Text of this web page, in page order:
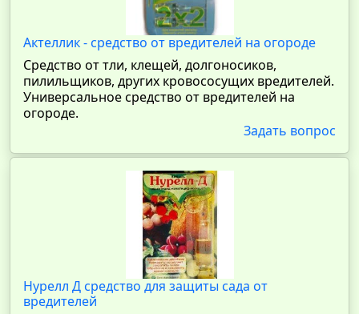
Актеллик - средство от вредителей на огороде
Средство от тли, клещей, долгоносиков,
пилильщиков, других кровососущих вредителей.
Универсальное средство от вредителей на
огороде.
Задать вопрос
Нурелл Д средство для защиты сада от
вредителей